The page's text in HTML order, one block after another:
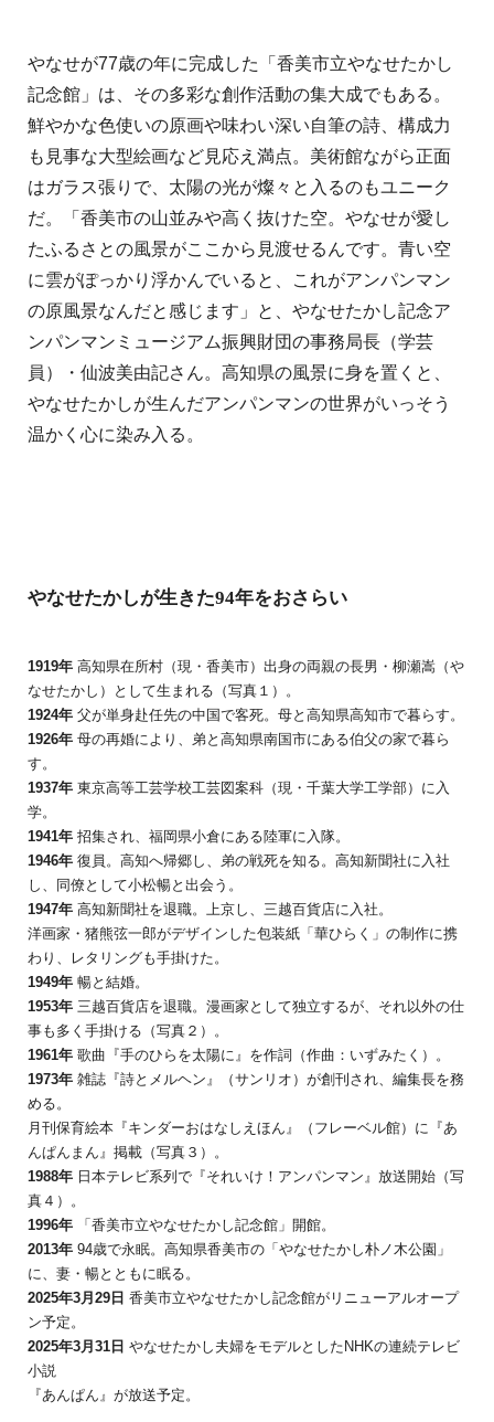
やなせが77歳の年に完成した「香美市立やなせたかし
記念館」は、その多彩な創作活動の集大成でもある。
鮮やかな色使いの原画や味わい深い自筆の詩、構成力
も見事な大型絵画など見応え満点。美術館ながら正面
はガラス張りで、太陽の光が燦々と入るのもユニーク
だ。「香美市の山並みや高く抜けた空。やなせが愛し
たふるさとの風景がここから見渡せるんです。青い空
に雲がぽっかり浮かんでいると、これがアンパンマン
の原風景なんだと感じます」と、やなせたかし記念ア
ンパンマンミュージアム振興財団の事務局長（学芸
員）・仙波美由記さん。高知県の風景に身を置くと、
やなせたかしが生んだアンパンマンの世界がいっそう
温かく心に染み入る。
やなせたかしが生きた94年をおさらい
1919年 高知県在所村（現・香美市）出身の両親の長男・柳瀬嵩（や
なせたかし）として生まれる（写真１）。
1924年 父が単身赴任先の中国で客死。母と高知県高知市で暮らす。
1926年 母の再婚により、弟と高知県南国市にある伯父の家で暮ら
す。
1937年 東京高等工芸学校工芸図案科（現・千葉大学工学部）に入
学。
1941年 招集され、福岡県小倉にある陸軍に入隊。
1946年 復員。高知へ帰郷し、弟の戦死を知る。高知新聞社に入社
し、同僚として小松暢と出会う。
1947年 高知新聞社を退職。上京し、三越百貨店に入社。
洋画家・猪熊弦一郎がデザインした包装紙「華ひらく」の制作に携
わり、レタリングも手掛けた。
1949年 暢と結婚。
1953年 三越百貨店を退職。漫画家として独立するが、それ以外の仕
事も多く手掛ける（写真２）。
1961年 歌曲『手のひらを太陽に』を作詞（作曲：いずみたく）。
1973年 雑誌『詩とメルヘン』（サンリオ）が創刊され、編集長を務
める。
月刊保育絵本『キンダーおはなしえほん』（フレーベル館）に『あ
んぱんまん』掲載（写真３）。
1988年 日本テレビ系列で『それいけ！アンパンマン』放送開始（写
真４）。
1996年 「香美市立やなせたかし記念館」開館。
2013年 94歳で永眠。高知県香美市の「やなせたかし朴ノ木公園」
に、妻・暢とともに眠る。
2025年3月29日 香美市立やなせたかし記念館がリニューアルオープ
ン予定。
2025年3月31日 やなせたかし夫婦をモデルとしたNHKの連続テレビ
小説
『あんぱん』が放送予定。